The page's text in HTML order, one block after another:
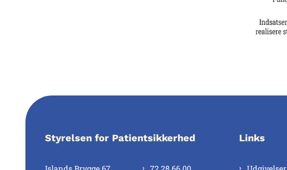
Styrelsen for Patientsikkerhed Links